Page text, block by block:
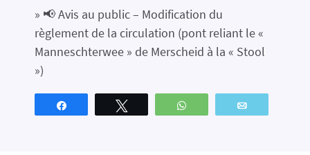
» 📢 Avis au public – Modification du
règlement de la circulation (pont reliant le «
Manneschterwee » de Merscheid à la « Stool
»)
WhatsApp